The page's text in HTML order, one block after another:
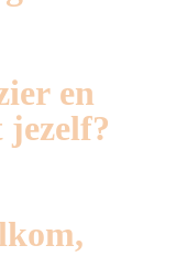
en
jezelf?